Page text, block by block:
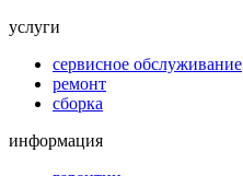
услуги
сервисное обслуживание
ремонт
сборка
информация